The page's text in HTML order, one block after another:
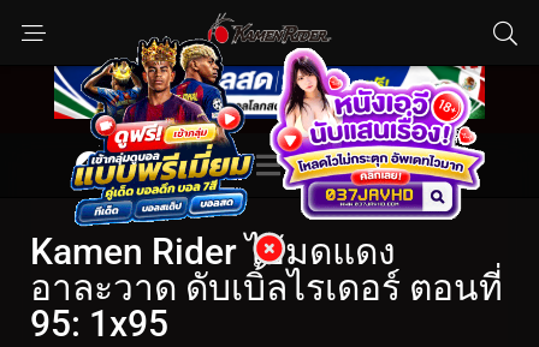
Kamen Rider ไอ้มดแดง
อาละวาด ดับเบิ้ลไรเดอร์ ตอนที่
95: 1x95